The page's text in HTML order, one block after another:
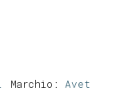
Marchio: Avet